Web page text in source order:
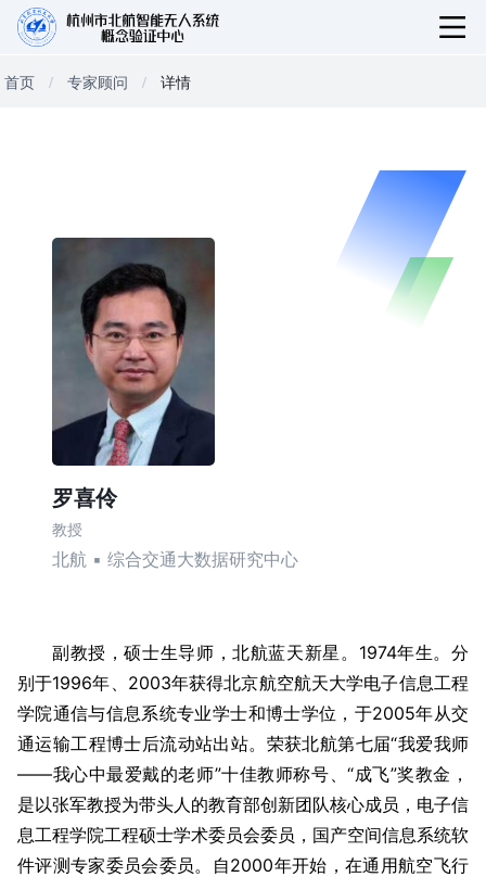
首页 专家顾问 详情
罗喜伶
教授
北航 ▪ 综合交通大数据研究中心
副教授，硕士生导师，北航蓝天新星。1974年生。分
别于1996年、2003年获得北京航空航天大学电子信息工程
学院通信与信息系统专业学士和博士学位，于2005年从交
通运输工程博士后流动站出站。荣获北航第七届“我爱我师
――我心中最爱戴的老师”十佳教师称号、“成飞”奖教金，
是以张军教授为带头人的教育部创新团队核心成员，电子信
息工程学院工程硕士学术委员会委员，国产空间信息系统软
件评测专家委员会委员。自2000年开始，在通用航空飞行